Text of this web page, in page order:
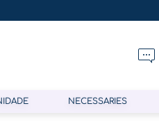
NECESSARIES